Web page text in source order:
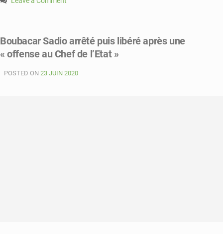
de
Boubacar
au
Boubacar Sadio arrêté puis libéré après une
« offense au Chef de l’Etat »
POSTED ON 23 JUIN 2020